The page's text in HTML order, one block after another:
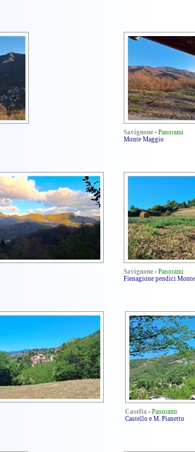
Savignone - Panorami
Monte Maggio
Savignone - Panorami
Fienagione pendici
Casella - Panorami
Castello e M. Pianetto